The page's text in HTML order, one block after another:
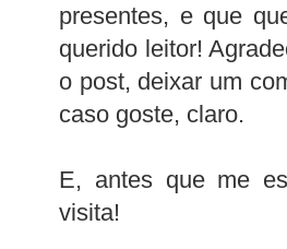
presentes, e que
querido leitor!
o post, deixar um
caso goste, claro.
E, antes que me
visita!